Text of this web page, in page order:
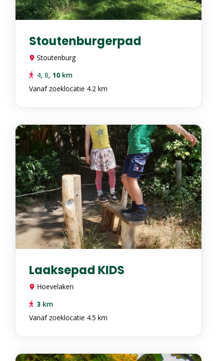
Stoutenburgerpad
Stoutenburg
4, 8, 10 km
Vanaf zoeklocatie 4.2 km
Laaksepad KIDS
Hoevelaken
3 km
Vanaf zoeklocatie 4.5 km